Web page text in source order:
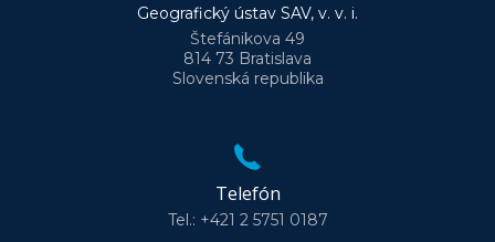
Geografický ústav SAV, v. v. i.
Štefánikova 49
814 73 Bratislava
Slovenská republika
Telefón
Tel.: +421 2 5751 0187